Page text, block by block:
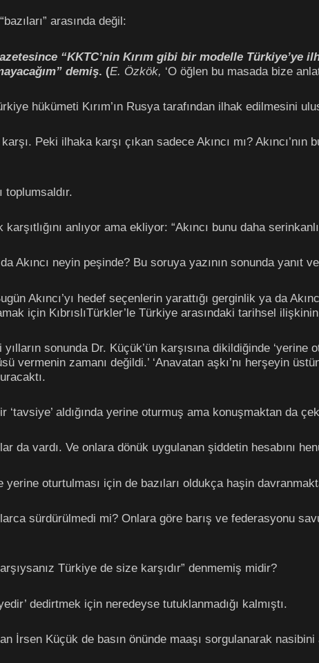
arasında değil:
“KKTC’nin Kırım gibi bir modelle Türkiye’ye
demiş. (E. Özkök, ‘O öğlen bu masada bize
hükümeti Kırım’ın Rusya tarafından ilhak edilmesini
Peki ilhaka karşı çıkan sadece Akıncı mı? Akıncı’nın
toplumsaldır.
karşıtlığını anlıyor ama ekliyor: “Akıncı bunu daha
da Akıncı neyin peşinde? Bu soruya yazının sonunda yanıt
Akıncı’yı hedef seçenlerin yarattığı gerginlik ya da
için KıbrıslıTürkler’le Türkiye arasındaki tarihsel
sonunda Dr. Küçük’ün karşısına dikildiğinde ‘yerine
vermenin zamanı değildi.’ ‘Anavatan aşkı’nı herşeyin
‘tavsiye’ aldığında yerine oturmuş ama konuşmaktan da
da vardı. Ve onlara dönük uygulanan şiddetin hesabını
yerine oturtulması için de bazıları oldukça haşin
sürdürülmedi mi? Onlara göre barış ve federasyonu
Türkiye de size karşıdır” denmemiş midir?
dedirtmek için neredeyse tutuklanmadığı kalmıştı.
İrsen Küçük de basın önünde maaşı sorgulanarak nasibini